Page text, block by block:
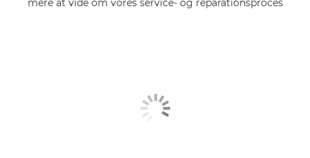
mere at vide om vores service- og reparationsproces